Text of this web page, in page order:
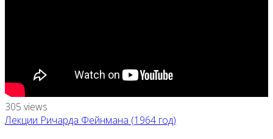
305 views
Лекции Ричарда Фейнмана (1964 год)